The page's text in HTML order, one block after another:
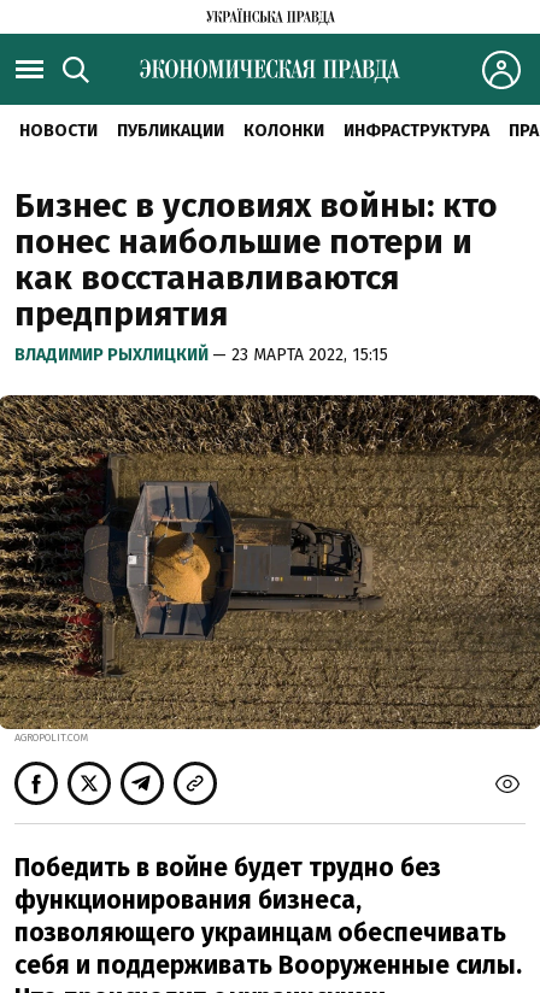
НОВОСТИ ПУБЛИКАЦИИ КОЛОНКИ ИНФРАСТРУКТУРА
Бизнес в условиях войны: кто
понес наибольшие потери и
как восстанавливаются
предприятия
ВЛАДИМИР РЫХЛИЦКИЙ — 23 МАРТА 2022, 15:15
AGROPOLIT.COM
Победить в войне будет трудно без
функционирования бизнеса,
позволяющего украинцам обеспечивать
себя и поддерживать Вооруженные силы.